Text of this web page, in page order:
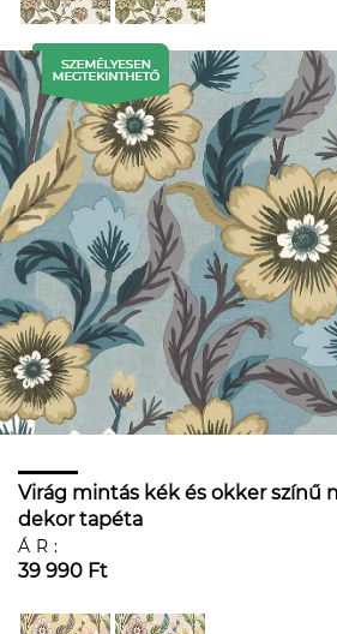
Virág mintás kék és okker színű
dekor tapéta
ÁR:
39 990 Ft